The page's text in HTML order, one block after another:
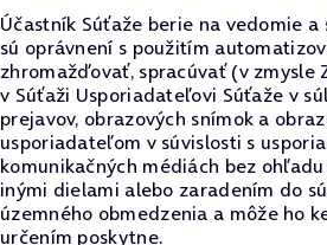
Účastník Súťaže berie na vedomie
sú oprávnení s použitím
zhromažďovať, spracúvať (v zmysle
v Súťaži Usporiadateľovi Súťaže v
prejavov, obrazových snímok a
usporiadateľom v súvislosti s
komunikačných médiách bez
inými dielami alebo zaradením do
územného obmedzenia a môže ho
určením poskytne.